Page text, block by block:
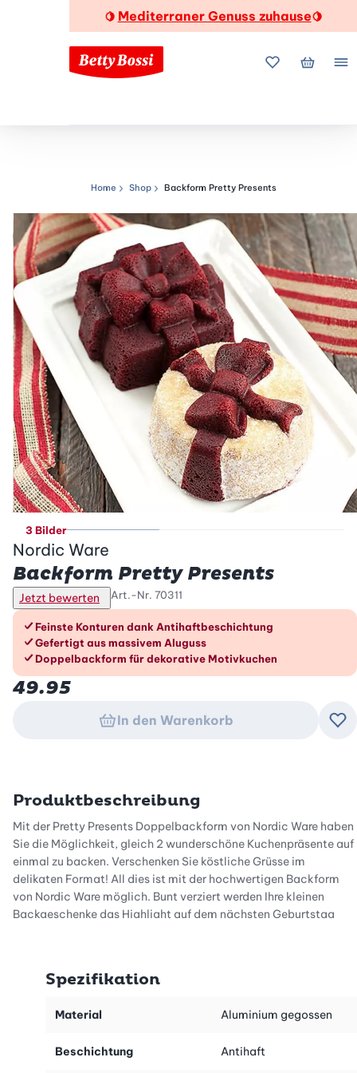
🍋 Mediterraner Genuss zuhause🍋
MeineMein
Navigationspfad
Home Shop Backform Pretty Presents
3 Bilder
Nordic Ware
Backform Pretty Presents
Jetzt bewerten Art.-Nr. 70311
Die Vorteile im Überblick
Feinste Konturen dank Antihaftbeschichtung
Gefertigt aus massivem Aluguss
Doppelbackform für dekorative Motivkuchen
49.95
In den Warenkorb
Produktbeschreibung
Mit der Pretty Presents Doppelbackform von Nordic Ware haben
Sie die Möglichkeit, gleich 2 wunderschöne Kuchenpräsente auf
einmal zu backen. Verschenken Sie köstliche Grüsse im
delikaten Format! All dies ist mit der hochwertigen Backform
von Nordic Ware möglich. Bunt verziert werden Ihre kleinen
Backgeschenke das Highlight auf dem nächsten Geburtstag
verhilft Ihrem Kuchen dank ihrer hohen Wärmeleitfähigkeit zu
durch das verwendete Material perfekt auf und backen
entstehen 2 Motivkuchen in einer ansprechenden Grösse, die
Spezifikation
Material Aluminium gegossen
Beschichtung Antihaft